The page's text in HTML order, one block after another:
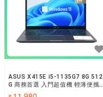
ASUS X415E i5-1135G7 8G 512
G 商務首選 入門超值機 輕薄便攜
二手筆電